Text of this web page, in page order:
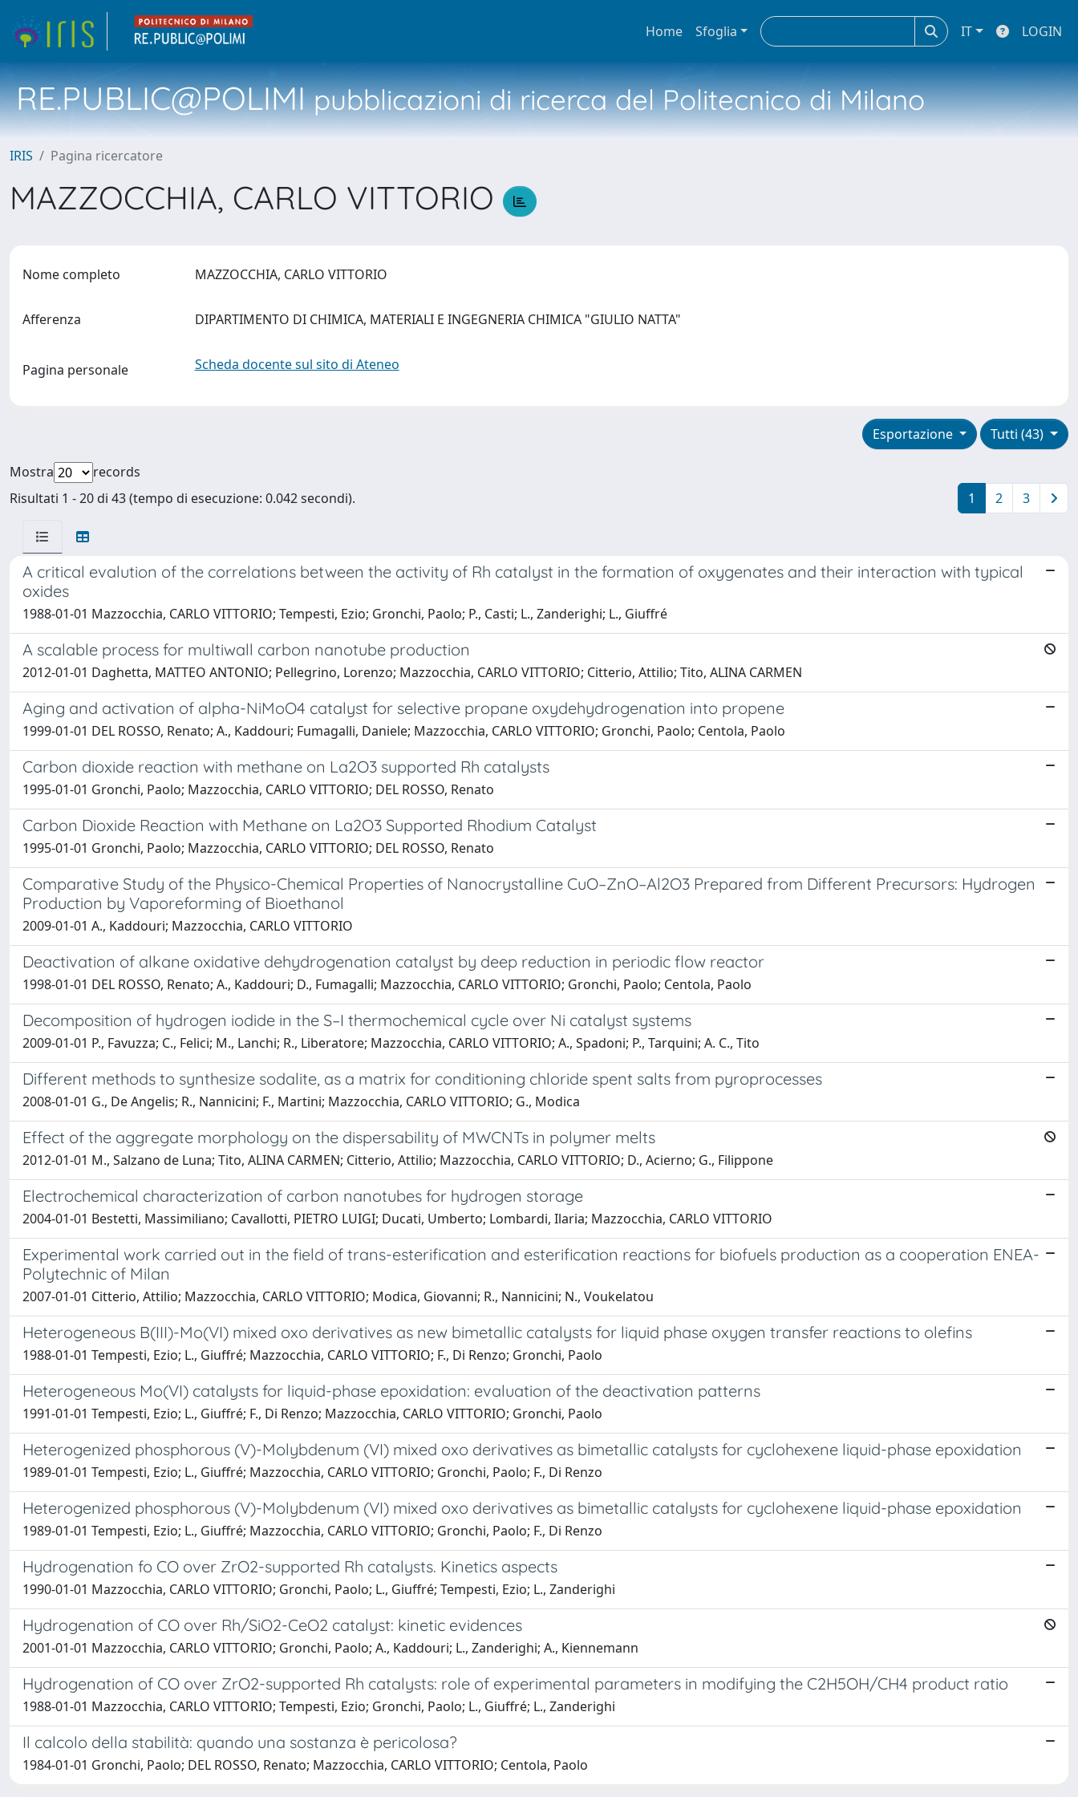
Home Sfoglia IT LOGIN
RE.PUBLIC@POLIMIpubblicazioni di ricerca del Politecnico di Milano
IRIS Pagina ricercatore
MAZZOCCHIA, CARLO VITTORIO
Nome completo MAZZOCCHIA, CARLO VITTORIO
Afferenza DIPARTIMENTO DI CHIMICA, MATERIALI E INGEGNERIA CHIMICA "GIULIO NATTA"
Pagina personale Scheda docente sul sito di Ateneo
Tutti (43)
Esportazione
Mostra
records
Risultati 1 - 20 di 43 (tempo di esecuzione: 0.042 secondi).
1 2 3
A critical evalution of the correlations between the activity of Rh catalyst in the formation of oxygenates and their interaction with typical
oxides
1988-01-01 Mazzocchia, CARLO VITTORIO; Tempesti, Ezio; Gronchi, Paolo; P., Casti; L., Zanderighi; L., Giuffré
A scalable process for multiwall carbon nanotube production
2012-01-01 Daghetta, MATTEO ANTONIO; Pellegrino, Lorenzo; Mazzocchia, CARLO VITTORIO; Citterio, Attilio; Tito, ALINA CARMEN
Aging and activation of alpha-NiMoO4 catalyst for selective propane oxydehydrogenation into propene
1999-01-01 DEL ROSSO, Renato; A., Kaddouri; Fumagalli, Daniele; Mazzocchia, CARLO VITTORIO; Gronchi, Paolo; Centola, Paolo
Carbon dioxide reaction with methane on La2O3 supported Rh catalysts
1995-01-01 Gronchi, Paolo; Mazzocchia, CARLO VITTORIO; DEL ROSSO, Renato
Carbon Dioxide Reaction with Methane on La2O3 Supported Rhodium Catalyst
1995-01-01 Gronchi, Paolo; Mazzocchia, CARLO VITTORIO; DEL ROSSO, Renato
Comparative Study of the Physico-Chemical Properties of Nanocrystalline CuO–ZnO–Al2O3 Prepared from Different Precursors: Hydrogen
Production by Vaporeforming of Bioethanol
2009-01-01 A., Kaddouri; Mazzocchia, CARLO VITTORIO
Deactivation of alkane oxidative dehydrogenation catalyst by deep reduction in periodic flow reactor
1998-01-01 DEL ROSSO, Renato; A., Kaddouri; D., Fumagalli; Mazzocchia, CARLO VITTORIO; Gronchi, Paolo; Centola, Paolo
Decomposition of hydrogen iodide in the S–I thermochemical cycle over Ni catalyst systems
2009-01-01 P., Favuzza; C., Felici; M., Lanchi; R., Liberatore; Mazzocchia, CARLO VITTORIO; A., Spadoni; P., Tarquini; A. C., Tito
Different methods to synthesize sodalite, as a matrix for conditioning chloride spent salts from pyroprocesses
2008-01-01 G., De Angelis; R., Nannicini; F., Martini; Mazzocchia, CARLO VITTORIO; G., Modica
Effect of the aggregate morphology on the dispersability of MWCNTs in polymer melts
2012-01-01 M., Salzano de Luna; Tito, ALINA CARMEN; Citterio, Attilio; Mazzocchia, CARLO VITTORIO; D., Acierno; G., Filippone
Electrochemical characterization of carbon nanotubes for hydrogen storage
2004-01-01 Bestetti, Massimiliano; Cavallotti, PIETRO LUIGI; Ducati, Umberto; Lombardi, Ilaria; Mazzocchia, CARLO VITTORIO
Experimental work carried out in the field of trans-esterification and esterification reactions for biofuels production as a cooperation ENEA-
Polytechnic of Milan
2007-01-01 Citterio, Attilio; Mazzocchia, CARLO VITTORIO; Modica, Giovanni; R., Nannicini; N., Voukelatou
Heterogeneous B(III)-Mo(VI) mixed oxo derivatives as new bimetallic catalysts for liquid phase oxygen transfer reactions to olefins
1988-01-01 Tempesti, Ezio; L., Giuffré; Mazzocchia, CARLO VITTORIO; F., Di Renzo; Gronchi, Paolo
Heterogeneous Mo(VI) catalysts for liquid-phase epoxidation: evaluation of the deactivation patterns
1991-01-01 Tempesti, Ezio; L., Giuffré; F., Di Renzo; Mazzocchia, CARLO VITTORIO; Gronchi, Paolo
Heterogenized phosphorous (V)-Molybdenum (VI) mixed oxo derivatives as bimetallic catalysts for cyclohexene liquid-phase epoxidation
1989-01-01 Tempesti, Ezio; L., Giuffré; Mazzocchia, CARLO VITTORIO; Gronchi, Paolo; F., Di Renzo
Heterogenized phosphorous (V)-Molybdenum (VI) mixed oxo derivatives as bimetallic catalysts for cyclohexene liquid-phase epoxidation
1989-01-01 Tempesti, Ezio; L., Giuffré; Mazzocchia, CARLO VITTORIO; Gronchi, Paolo; F., Di Renzo
Hydrogenation fo CO over ZrO2-supported Rh catalysts. Kinetics aspects
1990-01-01 Mazzocchia, CARLO VITTORIO; Gronchi, Paolo; L., Giuffré; Tempesti, Ezio; L., Zanderighi
Hydrogenation of CO over Rh/SiO2-CeO2 catalyst: kinetic evidences
2001-01-01 Mazzocchia, CARLO VITTORIO; Gronchi, Paolo; A., Kaddouri; L., Zanderighi; A., Kiennemann
Hydrogenation of CO over ZrO2-supported Rh catalysts: role of experimental parameters in modifying the C2H5OH/CH4 product ratio
1988-01-01 Mazzocchia, CARLO VITTORIO; Tempesti, Ezio; Gronchi, Paolo; L., Giuffré; L., Zanderighi
Il calcolo della stabilità: quando una sostanza è pericolosa?
1984-01-01 Gronchi, Paolo; DEL ROSSO, Renato; Mazzocchia, CARLO VITTORIO; Centola, Paolo